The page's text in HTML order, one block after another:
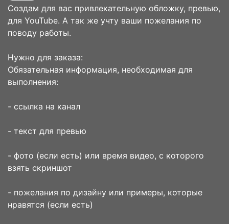
Создам для вас привлекательную обложку, превью,
для YouTube. А так же учту ваши пожелания по
поводу работы.
Нужно для заказа:
Обязательная информация, необходимая для
выполнения:
- ссылка на канал
- текст для превью
- фото (если есть) или время видео, с которого
взять скриншот
- пожелания по дизайну или примеры, которые
нравятся (если есть)